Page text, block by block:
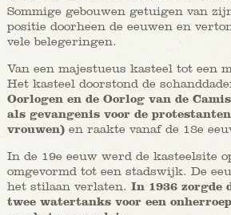
Sommige gebouwen getuigen van
positie doorheen de eeuwen en
vele belegeringen.
Van een majestueus kasteel tot een
Het kasteel doorstond de
Oorlogen en de Oorlog van de
als gevangenis voor de
vrouwen)en raakte vanaf de 18e
In de 19e eeuw werd de kasteelsite
omgevormd tot een stadswijk. De
het stilaan verlaten. In 1936 zorgde
twee watertanks voor een